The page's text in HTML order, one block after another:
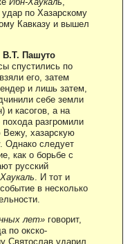
по Хазарскому
Кавказу и вышел
В.Т. Пашуто
спустились по
его, затем
и лишь затем,
себе земли
и касогов, а на
разгромили
хазарскую
Однако следует
как о борьбе с
русский
. И тот и
в несколько
лет» говорит,
по окско-
Святослав ударил